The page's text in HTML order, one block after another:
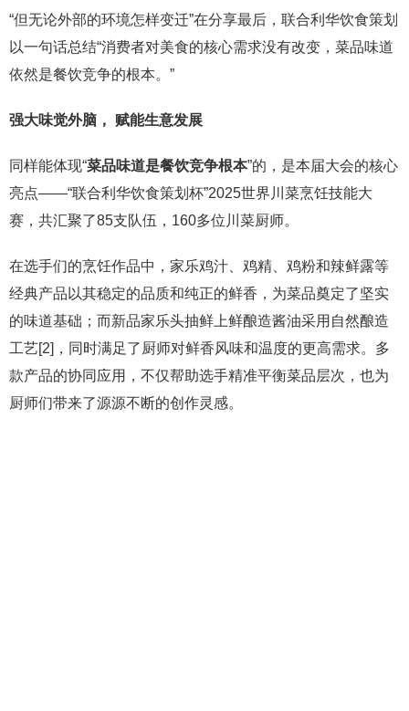
“但无论外部的环境怎样变迁”在分享最后，联合利华饮食策划
以一句话总结“消费者对美食的核心需求没有改变，菜品味道
依然是餐饮竞争的根本。”
强大味觉外脑， 赋能生意发展
同样能体现“菜品味道是餐饮竞争根本”的，是本届大会的核心
亮点——“联合利华饮食策划杯”2025世界川菜烹饪技能大
赛，共汇聚了85支队伍，160多位川菜厨师。
在选手们的烹饪作品中，家乐鸡汁、鸡精、鸡粉和辣鲜露等
经典产品以其稳定的品质和纯正的鲜香，为菜品奠定了坚实
的味道基础；而新品家乐头抽鲜上鲜酿造酱油采用自然酿造
工艺[2]，同时满足了厨师对鲜香风味和温度的更高需求。多
款产品的协同应用，不仅帮助选手精准平衡菜品层次，也为
厨师们带来了源源不断的创作灵感。